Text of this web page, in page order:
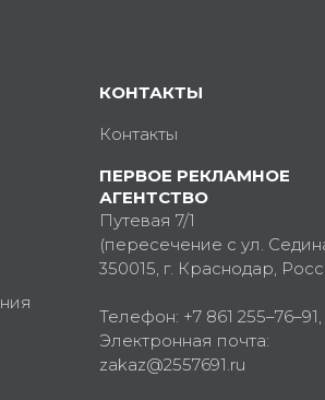
КОНТАКТЫ
Контакты
ПЕРВОЕ РЕКЛАМНОЕ
АГЕНТСТВО
Путевая 7/1
(пересечение с ул.
350015 , г. Краснодар,
Телефон: +7 861 255–76–91
Электронная почта:
zakaz@2557691.ru